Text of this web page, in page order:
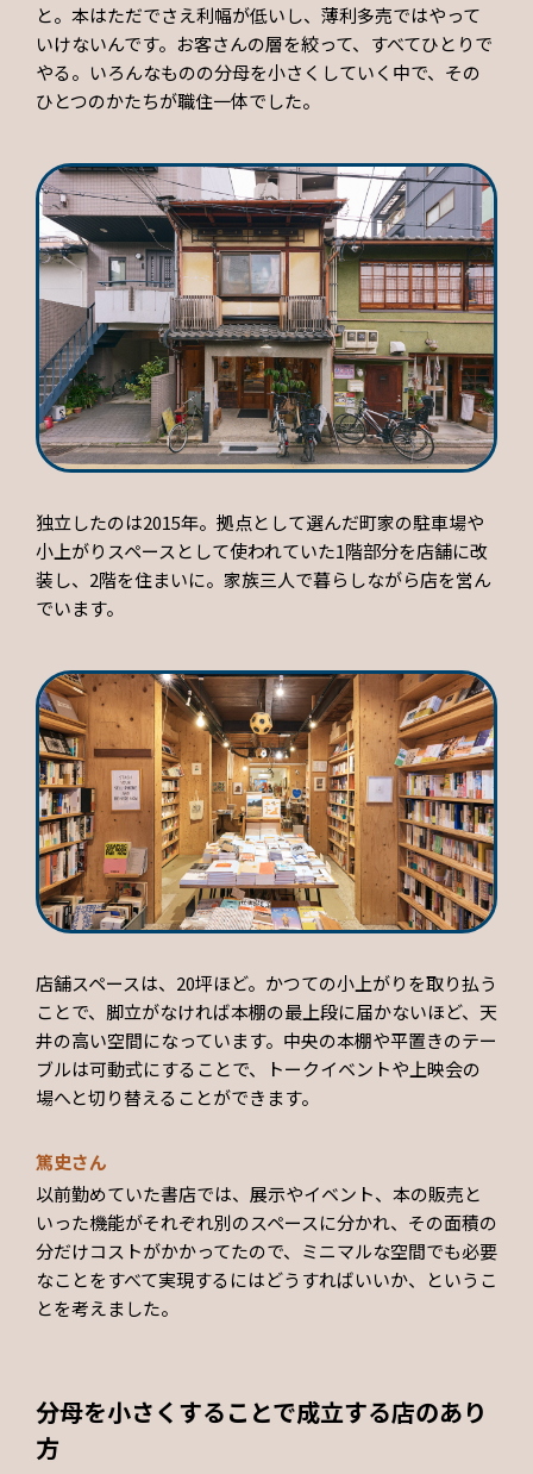
と。本はただでさえ利幅が低いし、薄利多売ではやって
いけないんです。お客さんの層を絞って、すべてひとりで
やる。いろんなものの分母を小さくしていく中で、その
ひとつのかたちが職住一体でした。
独立したのは2015年。拠点として選んだ町家の駐車場や
小上がりスペースとして使われていた1階部分を店舗に改
装し、2階を住まいに。家族三人で暮らしながら店を営ん
でいます。
店舗スペースは、20坪ほど。かつての小上がりを取り払う
ことで、脚立がなければ本棚の最上段に届かないほど、天
井の高い空間になっています。中央の本棚や平置きのテー
ブルは可動式にすることで、トークイベントや上映会の
場へと切り替えることができます。
篤史さん
以前勤めていた書店では、展示やイベント、本の販売と
いった機能がそれぞれ別のスペースに分かれ、その面積の
分だけコストがかかってたので、ミニマルな空間でも必要
なことをすべて実現するにはどうすればいいか、というこ
とを考えました。
分母を小さくすることで成立する店のあり
方